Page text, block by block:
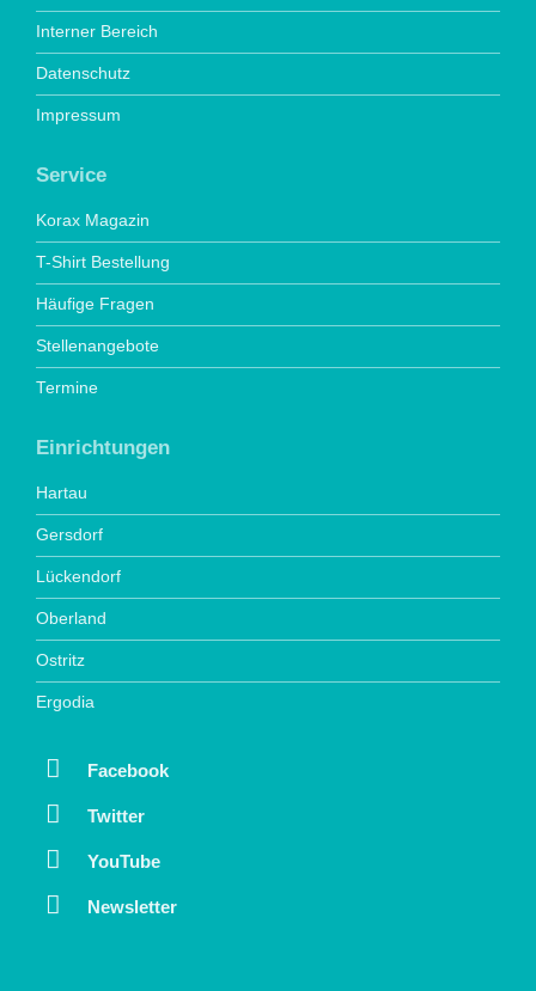
Interner Bereich
Datenschutz
Impressum
Service
Korax Magazin
T-Shirt Bestellung
Häufige Fragen
Stellenangebote
Termine
Einrichtungen
Hartau
Gersdorf
Lückendorf
Oberland
Ostritz
Ergodia
Facebook
Twitter
YouTube
Newsletter